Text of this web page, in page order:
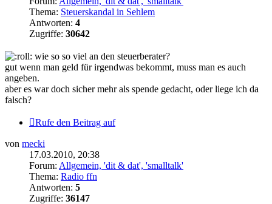
Thema: Steuerskandal in Sehlem
Antworten: 4
Zugriffe: 30642
wie so so viel an den steuerberater?
gut wenn man geld für irgendwas bekommt, muss man es auch
angeben.
aber es war doch sicher mehr als spende gedacht, oder liege ich da
falsch?
Rufe den Beitrag auf
von mecki
17.03.2010, 20:38
Forum: Allgemein, 'dit & dat', 'smalltalk'
Thema: Radio ffn
Antworten: 5
Zugriffe: 36147